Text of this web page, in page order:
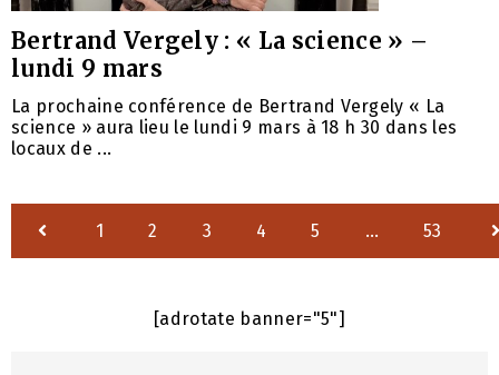
Bertrand Vergely : « La science » –
lundi 9 mars
La prochaine conférence de Bertrand Vergely « La
science » aura lieu le lundi 9 mars à 18 h 30 dans les
locaux de ...
1 2 3 4 5 … 53
[adrotate banner="5"]